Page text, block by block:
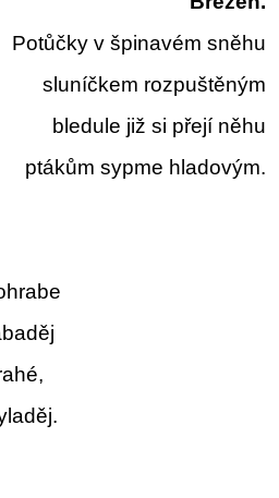
Potůčky v špinavém sněhu
sluníčkem rozpuštěným
bledule již si přejí něhu
ptákům sypme hladovým.